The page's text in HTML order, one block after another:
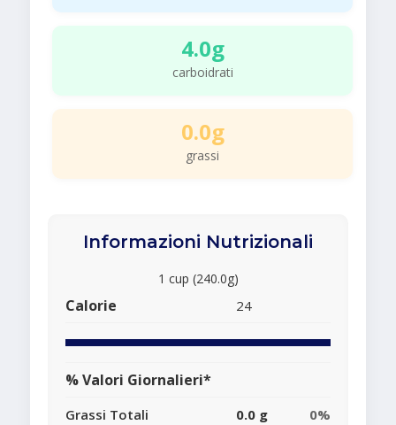
4.0g
carboidrati
0.0g
grassi
Informazioni Nutrizionali
1 cup (240.0g)
Calorie 24
% Valori Giornalieri*
Grassi Totali 0.0 g
0%